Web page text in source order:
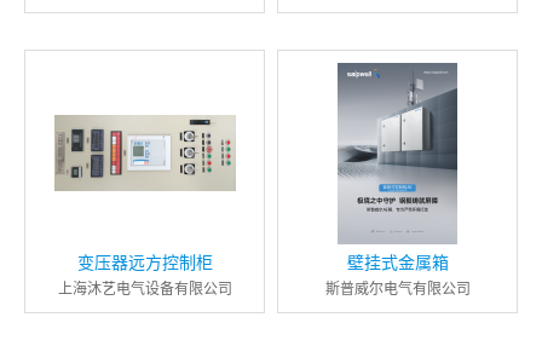
变压器远方控制柜
上海沐艺电气设备有限公司
壁挂式金属箱
斯普威尔电气有限公司